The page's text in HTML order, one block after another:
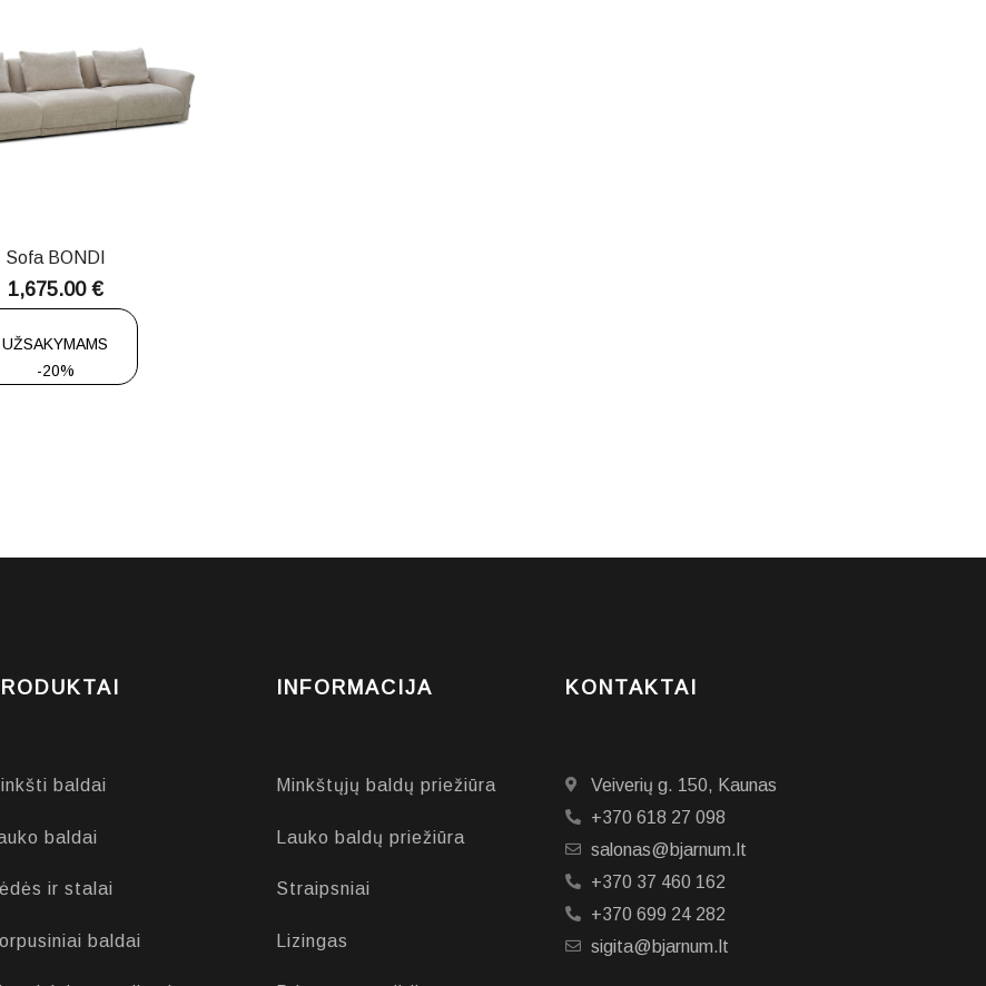
Sofa BONDI
1,675.00 €
UŽSAKYMAMS
-20%
baldai
baldai
ir stalai
baldai
INFORMACIJA
Minkštųjų baldų priežiūra
Lauko baldų priežiūra
Straipsniai
Lizingas
KONTAKTAI
Veiverių g. 150, Kaunas
+370 618 27 098
salonas@bjarnum.lt
+370 37 460 162
+370 699 24 282
sigita@bjarnum.lt